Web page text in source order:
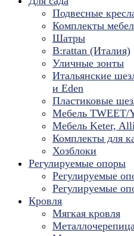
Подвесные
Комплекты
Шатры
B:rattan (Италия)
Уличные зонты
Итальянские
и Eden
Пластиковые
Мебель TWEET/
Мебель Keter,
Комплекты для
Хозблоки
Регулируемые опоры
Регулируемые
Регулируемые
Кровля
Мягкая кровля